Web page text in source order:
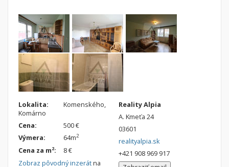
Iný poľnohospodársky pozemok
Nebytové priestory
Administratívne, obchodné
Skladové, výrobné
Filtre
Novostavba
Hľadaj
Lokalita:
Komenského,
Komárno
Cena:
500 €
Výmera:
64m2
Cena za m2:
8 €
Zobraz pôvodný inzerátna
Reality Alpia
A. Kmeťa 24
03601
realityalpia.sk
+421 908 969 917